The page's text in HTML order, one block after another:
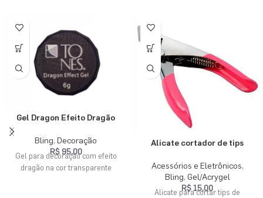
Gel Dragon Efeito Dragão
Bling, Decoração
R$95,00
Gel para decoração com efeito
dragão na cor transparente
Alicate cortador de tips
Acessórios e Eletrônicos,
Bling, Gel/Acrygel
R$15,00
Alicate para cortar tips de